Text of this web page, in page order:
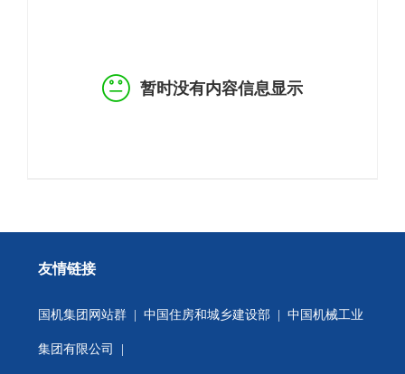
暂时没有内容信息显示
友情链接
国机集团网站群 中国住房和城乡建设部 中国机械工业
集团有限公司